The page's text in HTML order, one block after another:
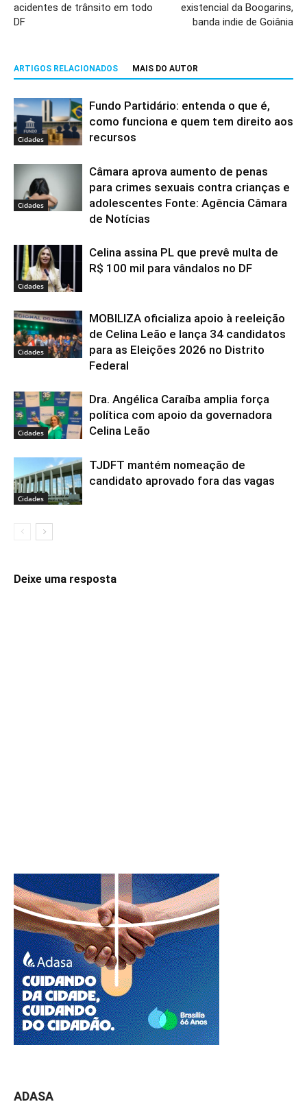
acidentes de trânsito em todo
DF
existencial da Boogarins,
banda indie de Goiânia
ARTIGOS RELACIONADOS MAIS DO AUTOR
Cidades
Fundo Partidário: entenda o que é,
como funciona e quem tem direito aos
recursos
Cidades
Câmara aprova aumento de penas
para crimes sexuais contra crianças e
adolescentes Fonte: Agência Câmara
de Notícias
Cidades
Celina assina PL que prevê multa de
R$ 100 mil para vândalos no DF
Cidades
MOBILIZA oficializa apoio à reeleição
de Celina Leão e lança 34 candidatos
para as Eleições 2026 no Distrito
Federal
Cidades
Dra. Angélica Caraíba amplia força
política com apoio da governadora
Celina Leão
Cidades
TJDFT mantém nomeação de
candidato aprovado fora das vagas
Deixe uma resposta
ADASA